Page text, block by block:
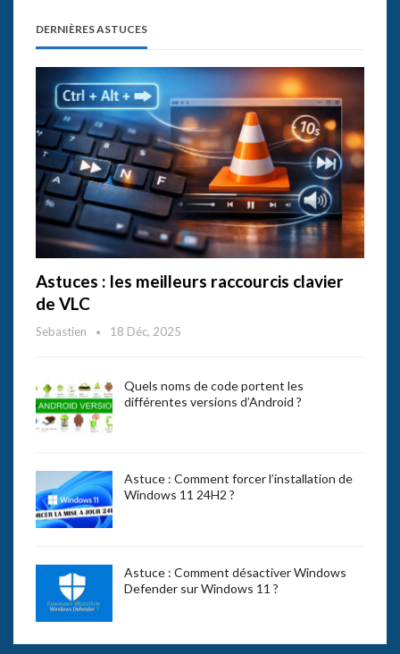
DERNIÈRES ASTUCES
Astuces : les meilleurs raccourcis clavier
de VLC
Sebastien 18 Déc, 2025
Quels noms de code portent les
différentes versions d’Android ?
Astuce : Comment forcer l’installation de
Windows 11 24H2 ?
Astuce : Comment désactiver Windows
Defender sur Windows 11 ?